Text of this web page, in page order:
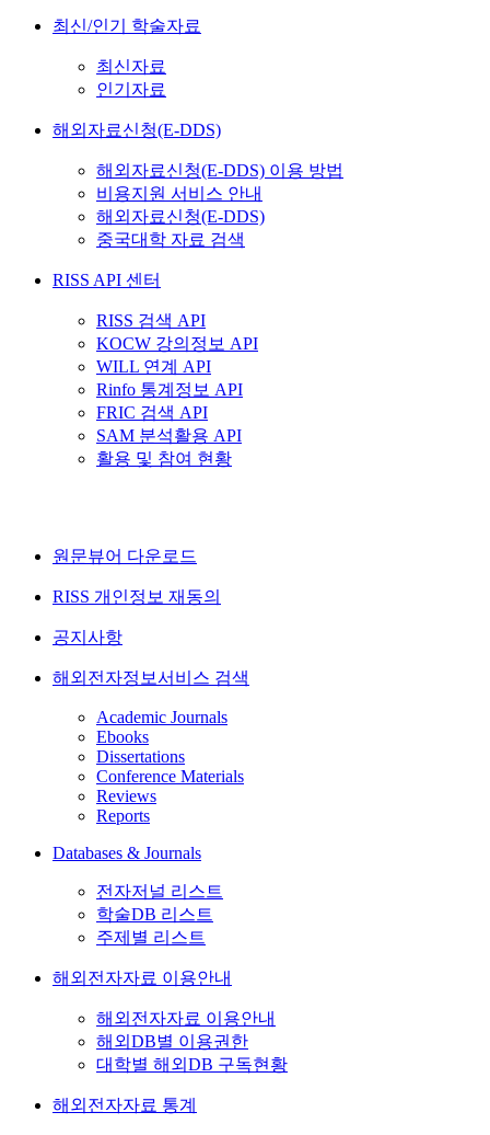
최신/인기 학술자료
최신자료
인기자료
해외자료신청(E-DDS)
해외자료신청(E-DDS) 이용 방법
비용지원 서비스 안내
해외자료신청(E-DDS)
중국대학 자료 검색
RISS API 센터
RISS 검색 API
KOCW 강의정보 API
WILL 연계 API
Rinfo 통계정보 API
FRIC 검색 API
SAM 분석활용 API
활용 및 참여 현황
원문뷰어 다운로드
RISS 개인정보 재동의
공지사항
해외전자정보서비스 검색
Academic Journals
Ebooks
Dissertations
Conference Materials
Reviews
Reports
Databases & Journals
전자저널 리스트
학술DB 리스트
주제별 리스트
해외전자자료 이용안내
해외전자자료 이용안내
해외DB별 이용권한
대학별 해외DB 구독현황
해외전자자료 통계